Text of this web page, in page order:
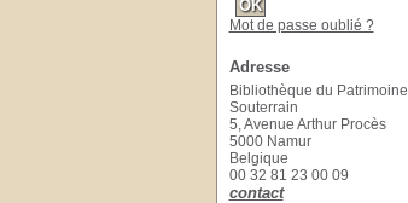
Mot de passe oublié ?
Adresse
Bibliothèque du Patrimoine
Souterrain
5, Avenue Arthur Procès
5000 Namur
Belgique
00 32 81 23 00 09
contact